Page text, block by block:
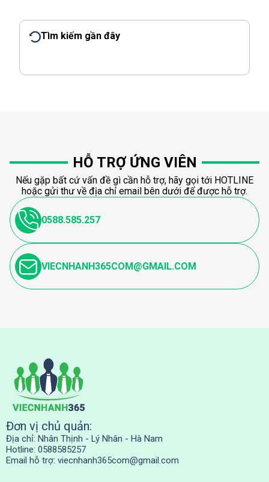
Tìm kiếm gần đây
HỖ TRỢ ỨNG VIÊN
Nếu gặp bất cứ vấn đề gì cần hỗ trợ, hãy gọi tới HOTLINE
hoặc gửi thư về địa chỉ email bên dưới để được hỗ trợ.
0588.585.257
VIECNHANH365COM@GMAIL.COM
Đơn vị chủ quản:
Địa chỉ: Nhân Thịnh - Lý Nhân - Hà Nam
Hotline: 0588585257
Email hỗ trợ: viecnhanh365com@gmail.com